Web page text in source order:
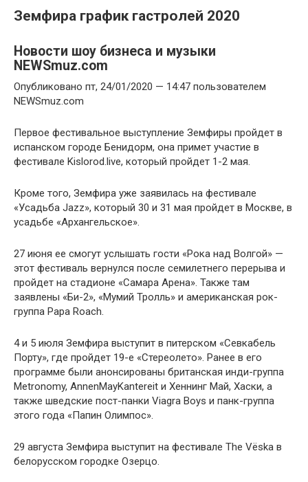
Земфира график гастролей 2020
Новости шоу бизнеса и музыки
NEWSmuz.com
Опубликовано пт, 24/01/2020 — 14:47 пользователем
NEWSmuz.com
Первое фестивальное выступление Земфиры пройдет в
испанском городе Бенидорм, она примет участие в
фестивале Kislorod.live, который пройдет 1-2 мая.
Кроме того, Земфира уже заявилась на фестивале
«Усадьба Jazz», который 30 и 31 мая пройдет в Москве, в
усадьбе «Архангельское».
27 июня ее смогут услышать гости «Рока над Волгой» —
этот фестиваль вернулся после семилетнего перерыва и
пройдет на стадионе «Самара Арена». Также там
заявлены «Би-2», «Мумий Тролль» и американская рок-
группа Papa Roach.
4 и 5 июля Земфира выступит в питерском «Севкабель
Порту», где пройдет 19-е «Стереолето». Ранее в его
программе были анонсированы британская инди-группа
Metronomy, AnnenMayKantereit и Хеннинг Май, Хаски, а
также шведские пост-панки Viagra Boys и панк-группа
этого года «Папин Олимпос».
29 августа Земфира выступит на фестивале The Vёska в
белорусском городке Озерцо.